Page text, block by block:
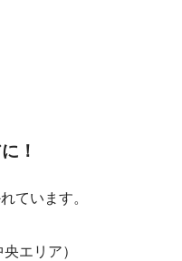
！
ています。
エリア）